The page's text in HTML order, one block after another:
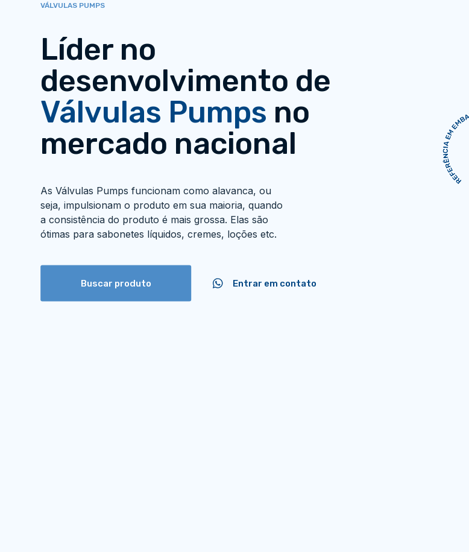
VÁLVULAS PUMPS
Líder no
desenvolvimento de
Válvulas Pumps no
mercado nacional
AsVálvulas Pumps funcionam como alavanca, ou
seja, impulsionam o produto em sua maioria, quando
a consistência do produto é mais grossa. Elas são
ótimas para sabonetes líquidos, cremes, loções etc.
Buscar produto Entrar em contato